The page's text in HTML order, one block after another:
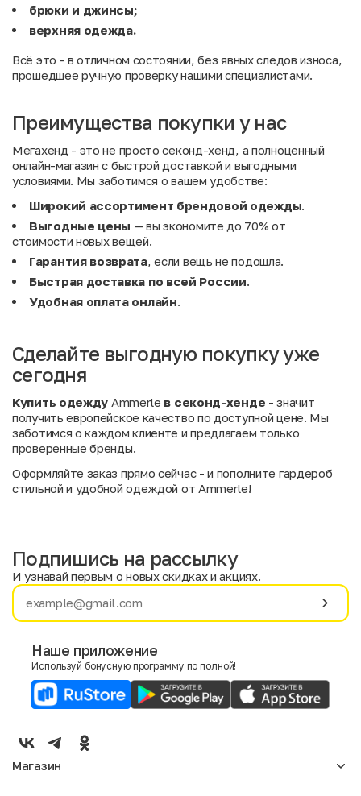
брюки и джинсы;
верхняя одежда.
Всё это - в отличном состоянии, без явных следов износа,
прошедшее ручную проверку нашими специалистами.
Преимущества покупки у нас
Мегахенд - это не просто секонд-хенд, а полноценный
онлайн-магазин с быстрой доставкой и выгодными
условиями. Мы заботимся о вашем удобстве:
Широкий ассортимент брендовой одежды.
Выгодные цены — вы экономите до 70% от
стоимости новых вещей.
Гарантия возврата, если вещь не подошла.
Быстрая доставка по всей России.
Удобная оплата онлайн.
Сделайте выгодную покупку уже
сегодня
Купить одежду Ammerle в секонд-хенде - значит
получить европейское качество по доступной цене. Мы
заботимся о каждом клиенте и предлагаем только
проверенные бренды.
Оформляйте заказ прямо сейчас - и пополните гардероб
стильной и удобной одеждой от Ammerle!
Имя
E-mail
Мужской
Подпишись на рассылку
И узнавай первым о новых скидках и акциях.
Наше приложение
Используй бонусную программу по полной!
Магазин